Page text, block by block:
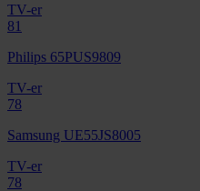
TV-er
81
Philips 65PUS9809
TV-er
78
Samsung UE55JS8005
TV-er
78